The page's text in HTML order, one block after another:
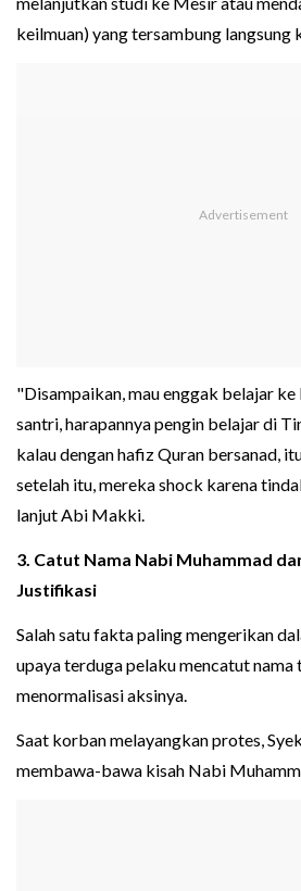
keilmuan) yang tersambung langsung
"Disampaikan, mau enggak belajar ke
santri, harapannya pengin belajar di
kalau dengan hafiz Quran bersanad,
setelah itu, mereka shock karena
lanjut Abi Makki.
3. Catut Nama Nabi Muhammad
Justifikasi
Salah satu fakta paling mengerikan
upaya terduga pelaku mencatut
menormalisasi aksinya.
Saat korban melayangkan protes,
membawa-bawa kisah Nabi